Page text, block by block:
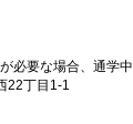
必要な場合、通学
22丁目1-1